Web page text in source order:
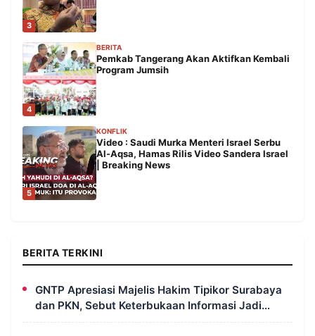
3
4
BERITA
Pemkab Tangerang Akan Aktifkan Kembali
Program Jumsih
5
KONFLIK
Video : Saudi Murka Menteri Israel Serbu
Al-Aqsa, Hamas Rilis Video Sandera Israel
| Breaking News
BERITA TERKINI
GNTP Apresiasi Majelis Hakim Tipikor Surabaya
dan PKN, Sebut Keterbukaan Informasi Jadi
Instrumen Pengawasan Korupsi